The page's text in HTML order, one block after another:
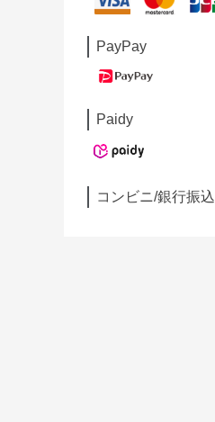
PayPay
Paidy
コンビニ/銀行振込